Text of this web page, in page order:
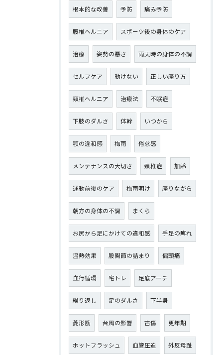
根本的な改善 予防 痛み予防
腰椎ヘルニア スポーツ後の身体のケア
治療 姿勢の悪さ 雨天時の身体の不調
セルフケア 動けない 正しい座り方
頸椎ヘルニア 治療法 不眠症
下肢のダルさ 体幹 いつから
顎の違和感 梅雨 倦怠感
メンテナンスの大切さ 頚椎症 加齢
運動前後のケア 梅雨明け 座りながら
朝方の身体の不調 まくら
お尻から足にかけての違和感 手足の痺れ
温熱効果 股関節の詰まり 偏頭痛
血行循環 宅トレ 足底アーチ
繰り返し 足のダルさ 下半身
菱形筋 台風の影響 古傷 更年期
ホットフラッシュ 血管圧迫 外反母趾